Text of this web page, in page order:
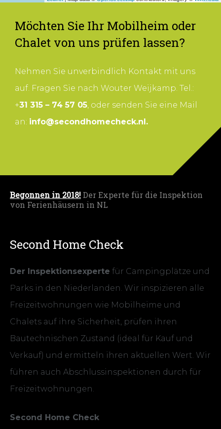
Möchten Sie Ihr Mobilheim oder
Chalet von uns prüfen lassen?
Nehmen Sie unverbindlich Kontakt mit uns
auf. Fragen Sie nach Wouter Weijkamp. Tel.:
+31 315 – 74 57 05, oder senden Sie eine Mail
an: info@secondhomecheck.nl.
Begonnen in 2018!Der Experte für die Inspektion
von Ferienhäusern in NL
Second Home Check
Der Inspektionsexperte für Campingplätze und
Parks in den Niederlanden. Wir inspizieren alle
Freizeitwohnungen wie Mobilheime und
Chalets auf ihre Sicherheit, prüfen ihren
Bautechnischen Zustand (ideal für Kauf und
Verkauf) und ermitteln ihren aktuellen Wert. Wir
führen auch Abschlussinspektionen durch für
Freizeitwohnungen.
Second Home Check